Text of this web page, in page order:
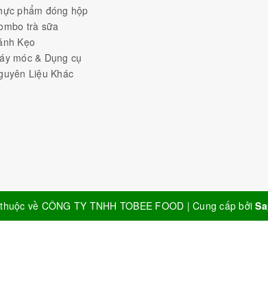
phẩm đóng hộp
trà sữa
Kẹo
móc & Dụng cụ
Liệu Khác
về CÔNG TY TNHH TOBEE FOOD | Cung cấp bởi